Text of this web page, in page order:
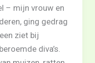
– mijn vrouw en
ging gedrag
ziet bij
diva’s.